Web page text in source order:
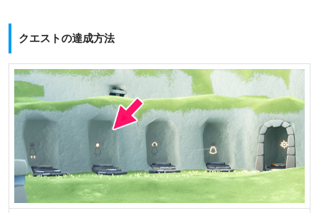
クエストの達成方法